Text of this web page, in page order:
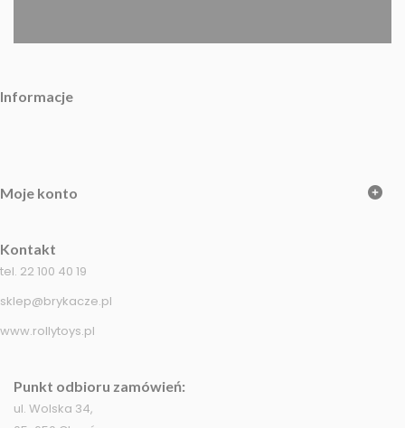
Informacje
Moje konto
Kontakt
tel. 22 100 40 19
sklep@brykacze.pl
www.rollytoys.pl
Punkt odbioru zamówień:
ul. Wolska 34,